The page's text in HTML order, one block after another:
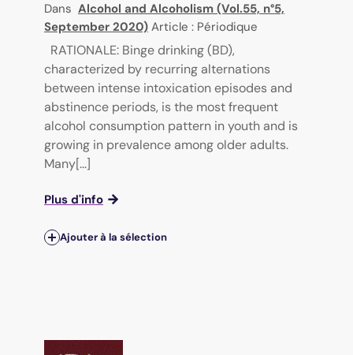
Dans Alcohol and Alcoholism (Vol.55, n°5,
September 2020) Article : Périodique
RATIONALE: Binge drinking (BD),
characterized by recurring alternations
between intense intoxication episodes and
abstinence periods, is the most frequent
alcohol consumption pattern in youth and is
growing in prevalence among older adults.
Many[...]
Plus d'info
Ajouter à la sélection